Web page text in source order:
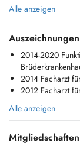
Alle anzeigen
Auszeichnungen
2014-2020
2014 Facharzt
2012 Facharzt
Alle anzeigen
Mitgliedschaften